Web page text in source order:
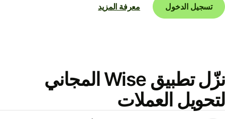
تسجيل الدخول
معرفة المزيد
نزّل تطبيق Wise المجاني
العملات